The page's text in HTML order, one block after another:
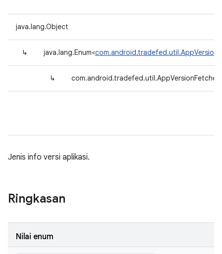
java.lang.Object
↳ java.lang.Enum<
↳
Jenis info versi aplikasi.
Ringkasan
Nilai enum